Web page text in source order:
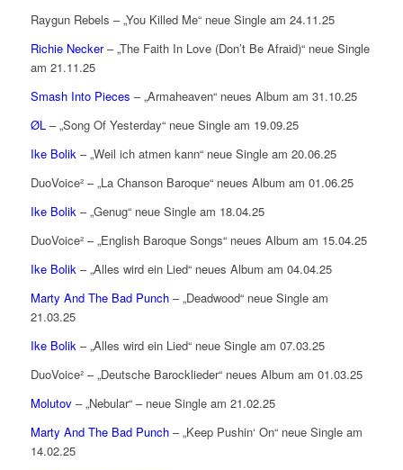
Raygun Rebels – „You Killed Me“ neue Single am 24.11.25
Richie Necker– „The Faith In Love (Don’t Be Afraid)“ neue Single
am 21.11.25
Smash Into Pieces – „Armaheaven“ neues Album am 31.10.25
ØL – „Song Of Yesterday“ neue Single am 19.09.25
Ike Bolik – „Weil ich atmen kann“ neue Single am 20.06.25
DuoVoice² – „La Chanson Baroque“ neues Album am 01.06.25
Ike Bolik– „Genug“ neue Single am 18.04.25
DuoVoice² – „English Baroque Songs“ neues Album am 15.04.25
Ike Bolik– „Alles wird ein Lied“ neues Album am 04.04.25
Marty And The Bad Punch– „Deadwood“ neue Single am
21.03.25
Ike Bolik– „Alles wird ein Lied“ neue Single am 07.03.25
DuoVoice² – „Deutsche Barocklieder“ neues Album am 01.03.25
Molutov – „Nebular“ – neue Single am 21.02.25
Marty And The Bad Punch– „Keep Pushin‘ On“ neue Single am
14.02.25